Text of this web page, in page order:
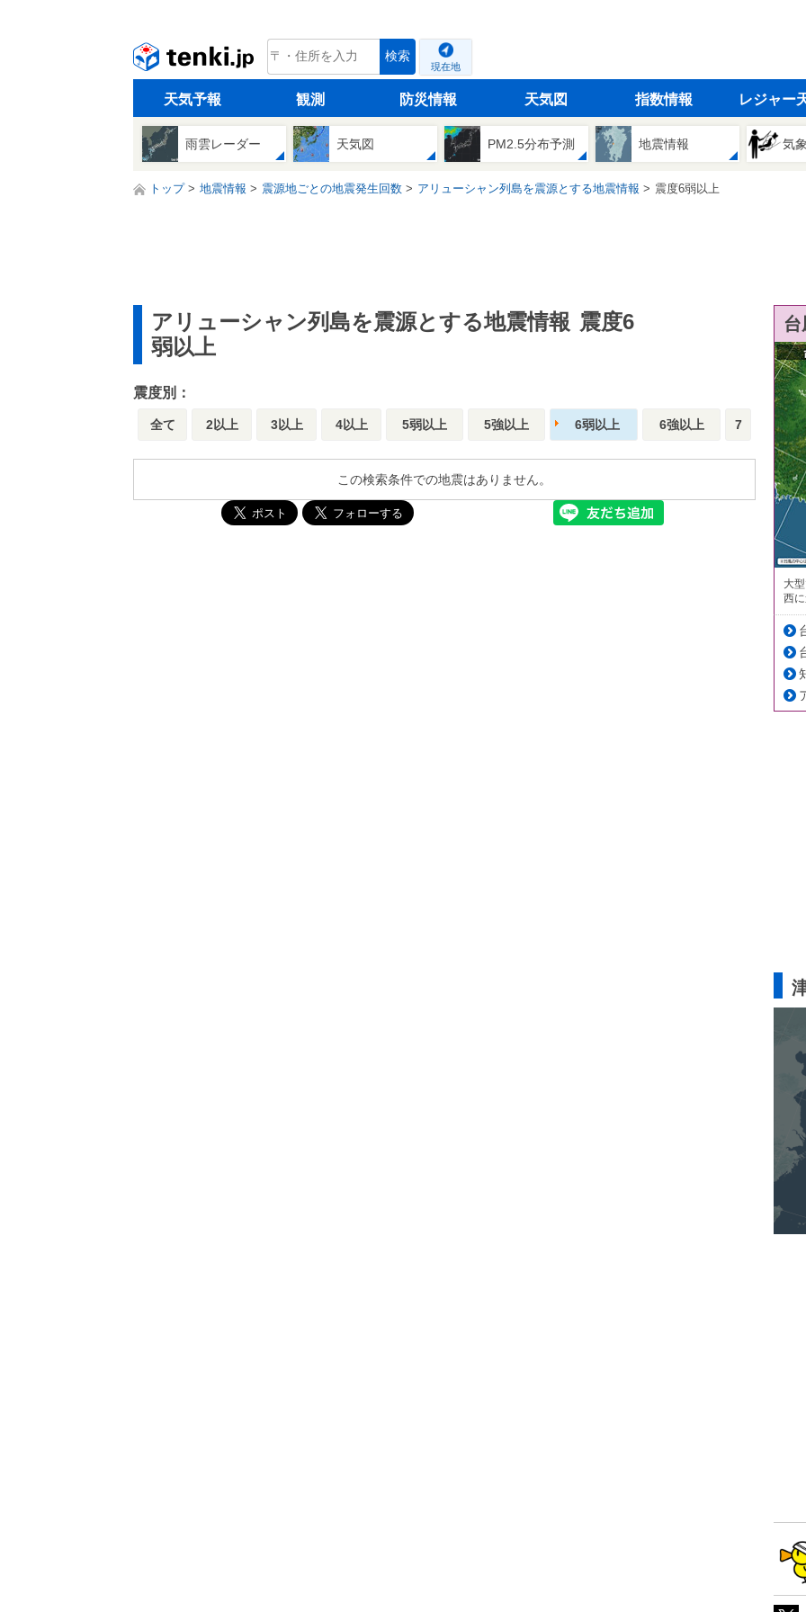
tenki.jp 検索
現在地
天気予報 観測 防災情報 天気図 指数情報 レジャー
雨雲レーダー 天気図 PM2.5分布予測 地震情報 気
トップ 地震情報 震源地ごとの地震発生回数 アリューシャン列島を震源とする地震情報 震度6弱以上
アリューシャン列島を震源とする地震情報 震度6
弱以上
震度別：
全て 2以上 3以上 4以上 5弱以上 5強以上 6弱以上 6強以上 7
この検索条件での地震はありません。
大
西